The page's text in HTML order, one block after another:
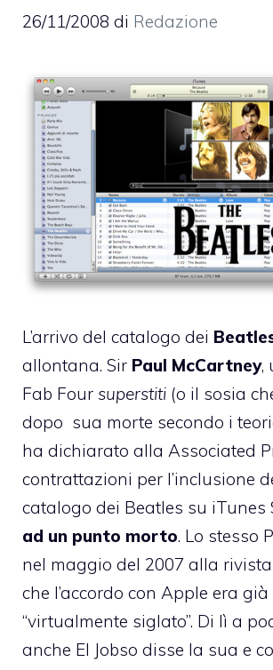
26/11/2008 di Redazione
L’arrivo del catalogo dei
allontana. Sir Paul McCartney,
Fab Four superstiti (o il sosia
dopo sua morte secondo i
ha dichiarato alla Associated
contrattazioni per l’inclusione
catalogo dei Beatles su iTunes
ad un punto morto. Lo stesso
nel maggio del 2007 alla
che l’accordo con Apple era
“virtualmente siglato”. Di lì a
anche El Jobso disse la sua e